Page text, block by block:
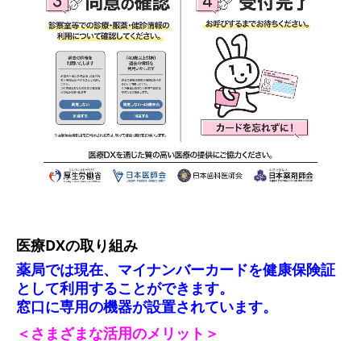
医療DXの取り組み
薬局では現在、マイナンバーカードを健康保険証
として利用することができます。
窓口に専用の機器が設置されています。
＜さまざまな活用のメリット＞